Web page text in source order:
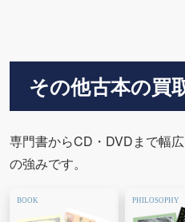
その他古本の買
専門書からCD・DVDまで幅
の強みです。